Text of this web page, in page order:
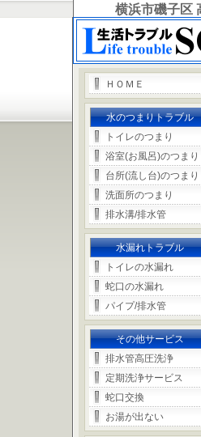
横浜市磯子区
ＨＯＭＥ
水のつまりトラブル
トイレのつまり
浴室(お風呂)のつまり
台所(流し台)のつまり
洗面所のつまり
排水溝/排水管
水漏れトラブル
トイレの水漏れ
蛇口の水漏れ
パイプ/排水管
その他サービス
排水管高圧洗浄
定期洗浄サービス
蛇口交換
お湯が出ない